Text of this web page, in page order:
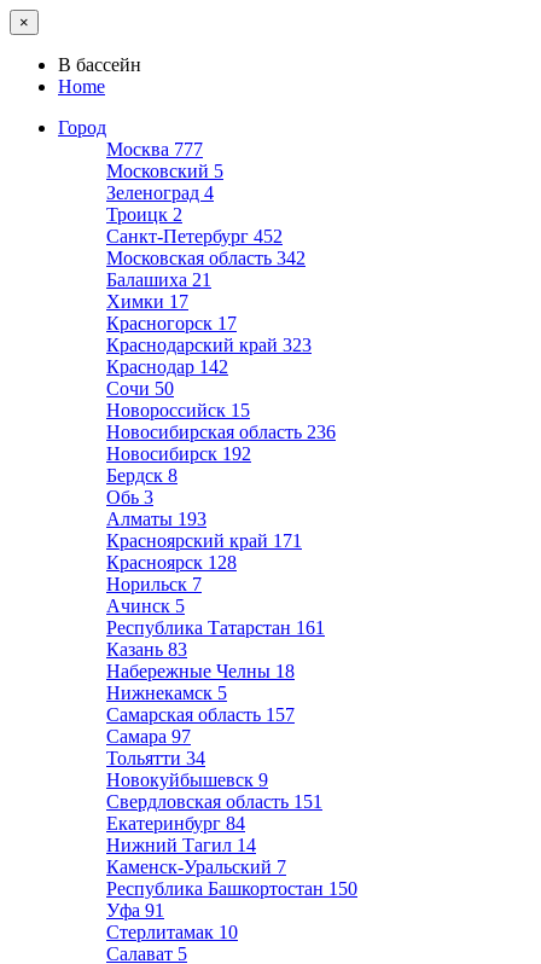
×
В бассейн
Home
Город
Москва 777
Московский 5
Зеленоград 4
Троицк 2
Санкт-Петербург 452
Московская область 342
Балашиха 21
Химки 17
Красногорск 17
Краснодарский край 323
Краснодар 142
Сочи 50
Новороссийск 15
Новосибирская область 236
Новосибирск 192
Бердск 8
Обь 3
Алматы 193
Красноярский край 171
Красноярск 128
Норильск 7
Ачинск 5
Республика Татарстан 161
Казань 83
Набережные Челны 18
Нижнекамск 5
Самарская область 157
Самара 97
Тольятти 34
Новокуйбышевск 9
Свердловская область 151
Екатеринбург 84
Нижний Тагил 14
Каменск-Уральский 7
Республика Башкортостан 150
Уфа 91
Стерлитамак 10
Салават 5